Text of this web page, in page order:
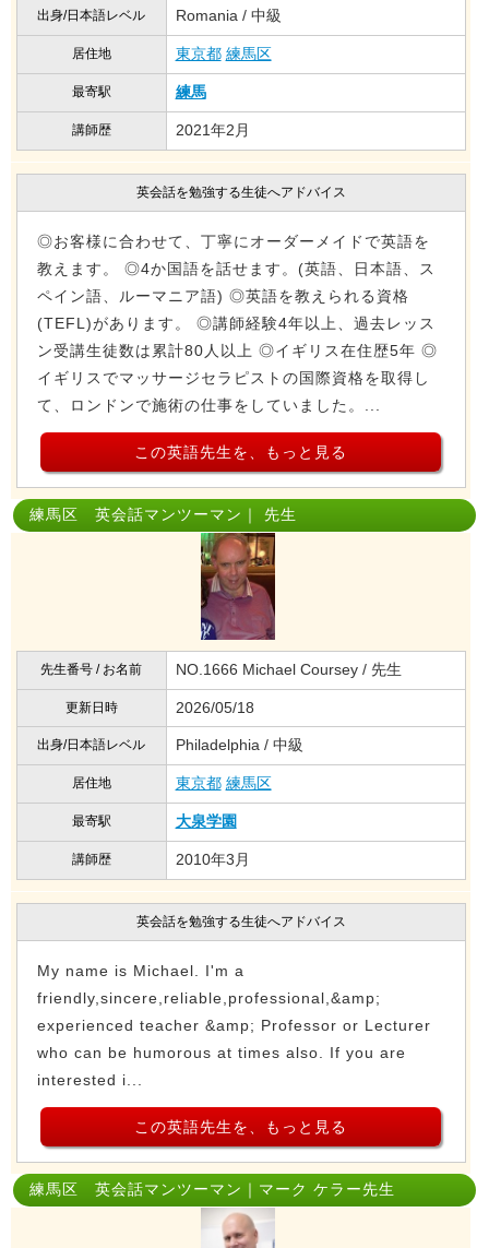
出身/日本語レベル Romania / 中級
居住地 東京都 練馬区
最寄駅 練馬
講師歴 2021年2月
英会話を勉強する生徒へアドバイス
◎お客様に合わせて、丁寧にオーダーメイドで英語を
教えます。 ◎4か国語を話せます。(英語、日本語、ス
ペイン語、ルーマニア語) ◎英語を教えられる資格
(TEFL)があります。 ◎講師経験4年以上、過去レッス
ン受講生徒数は累計80人以上 ◎イギリス在住歴5年 ◎
イギリスでマッサージセラピストの国際資格を取得し
て、ロンドンで施術の仕事をしていました。...
この英語先生を、もっと見る
練馬区 英会話マンツーマン｜ 先生
先生番号 / お名前 NO.1666 Michael Coursey / 先生
更新日時 2026/05/18
出身/日本語レベル Philadelphia / 中級
居住地 東京都 練馬区
最寄駅 大泉学園
講師歴 2010年3月
英会話を勉強する生徒へアドバイス
My name is Michael. I'm a
friendly,sincere,reliable,professional,&amp;
experienced teacher &amp; Professor or Lecturer
who can be humorous at times also. If you are
interested i...
この英語先生を、もっと見る
練馬区 英会話マンツーマン｜マーク ケラー先生